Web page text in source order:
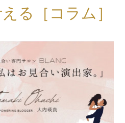
る［コラム］